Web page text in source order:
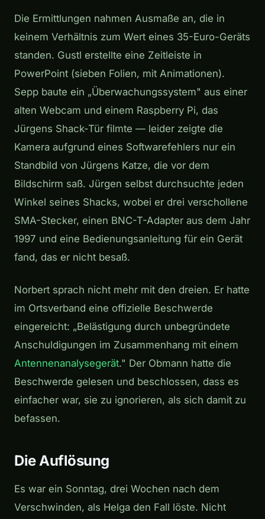
Die Ermittlungen nahmen Ausmaße an, die in
keinem Verhältnis zum Wert eines 35-Euro-Geräts
standen. Gustl erstellte eine Zeitleiste in
PowerPoint (sieben Folien, mit Animationen).
Sepp baute ein „Überwachungssystem" aus einer
alten Webcam und einem Raspberry Pi, das
Jürgens Shack-Tür filmte — leider zeigte die
Kamera aufgrund eines Softwarefehlers nur ein
Standbild von Jürgens Katze, die vor dem
Bildschirm saß. Jürgen selbst durchsuchte jeden
Winkel seines Shacks, wobei er drei verschollene
SMA-Stecker, einen BNC-T-Adapter aus dem Jahr
1997 und eine Bedienungsanleitung für ein Gerät
fand, das er nicht besaß.
Norbert sprach nicht mehr mit den dreien. Er hatte
im Ortsverband eine offizielle Beschwerde
eingereicht: „Belästigung durch unbegründete
Anschuldigungen im Zusammenhang mit einem
Antennenanalysegerät." Der Obmann hatte die
Beschwerde gelesen und beschlossen, dass es
einfacher war, sie zu ignorieren, als sich damit zu
befassen.
Die Auflösung
Es war ein Sonntag, drei Wochen nach dem
Verschwinden, als Helga den Fall löste. Nicht